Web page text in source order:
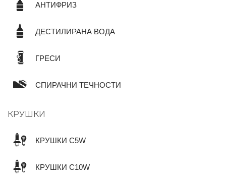
АНТИФРИЗ
ДЕСТИЛИРАНА ВОДА
ГРЕСИ
СПИРАЧНИ ТЕЧНОСТИ
КРУШКИ
КРУШКИ C5W
КРУШКИ C10W